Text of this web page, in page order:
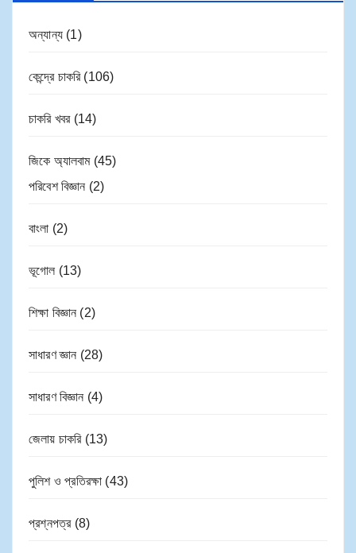
অন্যান্য (1)
কেন্দ্রে চাকরি(106)
চাকরি খবর(14)
জিকে অ্যালবাম(45)
পরিবেশ বিজ্ঞান (2)
বাংলা (2)
ভূগোল (13)
শিক্ষা বিজ্ঞান (2)
সাধারণ জ্ঞান (28)
সাধারণ বিজ্ঞান (4)
জেলায় চাকরি(13)
পুলিশ ও প্রতিরক্ষা (43)
প্রশ্নপত্র(8)